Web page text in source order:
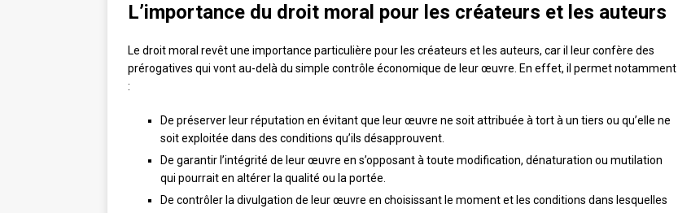
L’importance du droit moral pour les créateurs et les auteurs
Le droit moral revêt une importance particulière pour les créateurs et les auteurs, car il leur confère des
prérogatives qui vont au-delà du simple contrôle économique de leur œuvre. En effet, il permet notamment
:
De préserver leur réputation en évitant que leur œuvre ne soit attribuée à tort à un tiers ou qu’elle ne
soit exploitée dans des conditions qu’ils désapprouvent.
De garantir l’intégrité de leur œuvre en s’opposant à toute modification, dénaturation ou mutilation
qui pourrait en altérer la qualité ou la portée.
De contrôler la divulgation de leur œuvre en choisissant le moment et les conditions dans lesquelles